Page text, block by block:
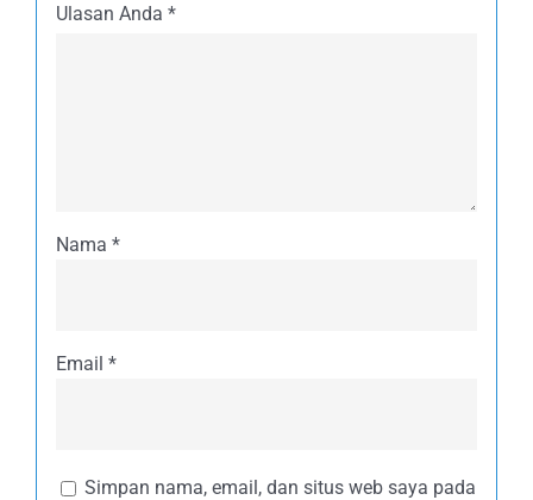
Ulasan Anda *
Nama *
Email *
Simpan nama, email, dan situs web saya pada